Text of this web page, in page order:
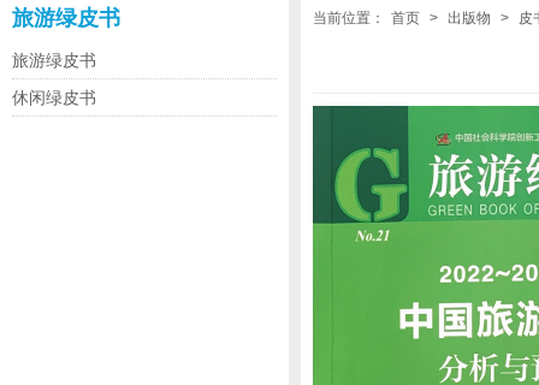
旅游绿皮书
旅游绿皮书
休闲绿皮书
当前位置： 首页 > 出版物 > 皮